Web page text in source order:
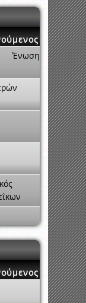
Ένωση